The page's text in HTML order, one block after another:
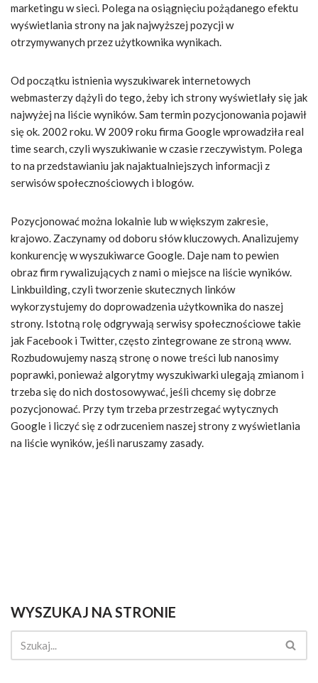
marketingu w sieci. Polega na osiągnięciu pożądanego efektu
wyświetlania strony na jak najwyższej pozycji w
otrzymywanych przez użytkownika wynikach.
Od początku istnienia wyszukiwarek internetowych
webmasterzy dążyli do tego, żeby ich strony wyświetlały się jak
najwyżej na liście wyników. Sam termin pozycjonowania pojawił
się ok. 2002 roku. W 2009 roku firma Google wprowadziła real
time search, czyli wyszukiwanie w czasie rzeczywistym. Polega
to na przedstawianiu jak najaktualniejszych informacji z
serwisów społecznościowych i blogów.
Pozycjonować można lokalnie lub w większym zakresie,
krajowo. Zaczynamy od doboru słów kluczowych. Analizujemy
konkurencję w wyszukiwarce Google. Daje nam to pewien
obraz firm rywalizujących z nami o miejsce na liście wyników.
Linkbuilding, czyli tworzenie skutecznych linków
wykorzystujemy do doprowadzenia użytkownika do naszej
strony. Istotną rolę odgrywają serwisy społecznościowe takie
jak Facebook i Twitter, często zintegrowane ze stroną www.
Rozbudowujemy naszą stronę o nowe treści lub nanosimy
poprawki, ponieważ algorytmy wyszukiwarki ulegają zmianom i
trzeba się do nich dostosowywać, jeśli chcemy się dobrze
pozycjonować. Przy tym trzeba przestrzegać wytycznych
Google i liczyć się z odrzuceniem naszej strony z wyświetlania
na liście wyników, jeśli naruszamy zasady.
WYSZUKAJ NA STRONIE